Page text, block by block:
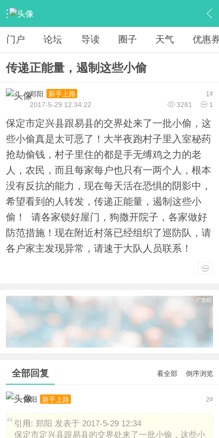
› 魅力定兴 › 定兴吧 › 内容
门户 论坛 导读 圈子 天气 优惠
传递正能量，遏制这些小偷
1#
郑阳
新手上路
3281
1
2017-5-29 12:34:22
保定市定兴县跟易县的交界处来了一批小偷，这
些小偷真是太可恶了！大半夜跑村子里入室秘药
抢劫偷钱，村子里住的都是手无缚鸡之力的老
人，农民，而且每家每户也只有一两个人，根本
没有反抗的能力，现在每天活在恐惧的阴影中，
希望看到的人转发，传递正能量，遏制这些小
偷！ 请各家锁好屋门，狗撒开院子，各家做好
防范措施！现在附近村落已经组织了巡防队，请
各户家主发现异常，请速于大队人员联系！
全部回复 看全部 倒序浏览
2#
郑阳 新手上路
引用: 郑阳 发表于 2017-5-29 12:34
保定市定兴县跟易县的交界处来了一批小偷，这些小